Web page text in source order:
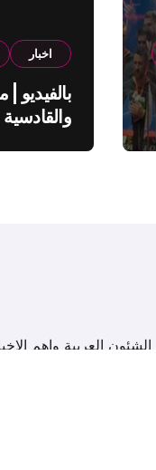
اخبار
بالفيديو
العربية واهم